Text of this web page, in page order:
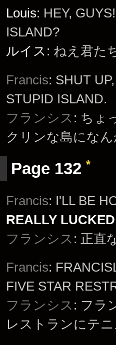
Louis: HEY,
ISLAND?
ルイス : ねえ君た
Francis: SHUT
STUPID ISLAND.
フランシス : ちょ
クリンな島にな
Page 132 *
Francis: I'LL BE
REALLY
フランシス : 正直
Francis:
FIVE STAR
フランシス : フラ
レストランにテ